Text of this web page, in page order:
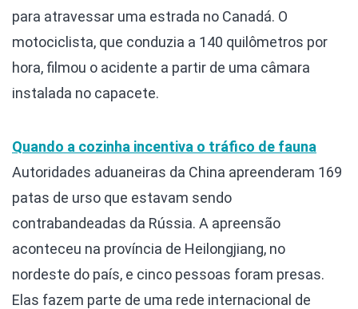
para atravessar uma estrada no Canadá. O
motociclista, que conduzia a 140 quilômetros por
hora, filmou o acidente a partir de uma câmara
instalada no capacete.
Quando a cozinha incentiva o tráfico de fauna
Autoridades aduaneiras da China apreenderam 169
patas de urso que estavam sendo
contrabandeadas da Rússia. A apreensão
aconteceu na província de Heilongjiang, no
nordeste do país, e cinco pessoas foram presas.
Elas fazem parte de uma rede internacional de